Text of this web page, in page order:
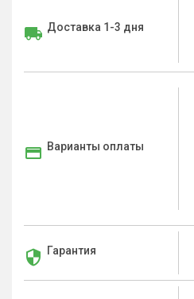
Доставка 1-3 дня
Варианты оплаты
Гарантия